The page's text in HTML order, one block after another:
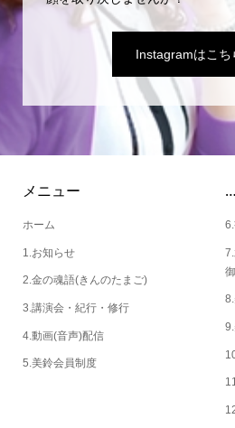
Instagramはこち
メニュー
ホーム
1.お知らせ
2.金の魂語(きんのたまご)
3.講演会・紀行・修行
4.動画(音声)配信
5.美鈴会員制度